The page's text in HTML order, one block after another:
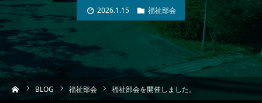
2026.1.15 福祉部会
BLOG 福祉部会 福祉部会を開催しました。